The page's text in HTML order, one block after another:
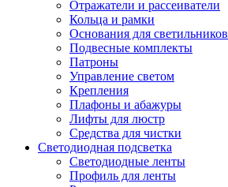
Отражатели и рассеиватели
Кольца и рамки
Основания для светильников
Подвесные комплекты
Патроны
Управление светом
Крепления
Плафоны и абажуры
Лифты для люстр
Средства для чистки
Светодиодная подсветка
Светодиодные ленты
Профиль для ленты